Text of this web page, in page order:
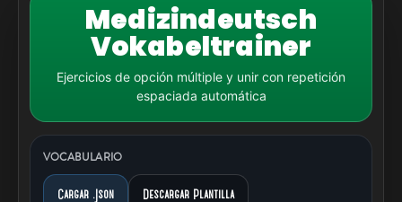
Medizindeutsch
Vokabeltrainer
Ejercicios de opción múltiple y unir con repetición
espaciada automática
VOCABULARIO
Cargar .json Descargar Plantilla